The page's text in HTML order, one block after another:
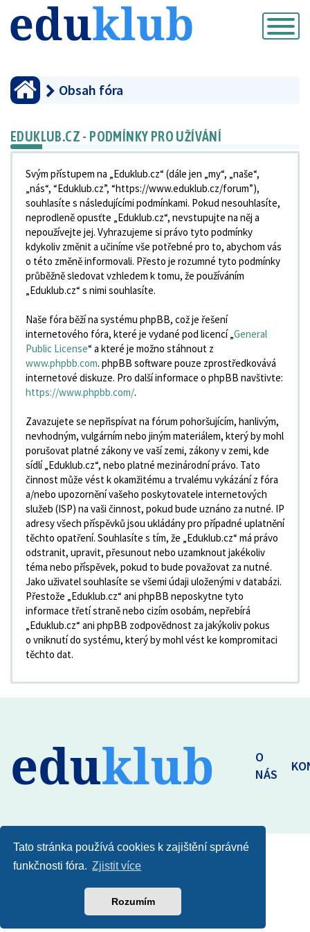
Tato stránka používá cookies k zajištění správné
funkčnosti fóra. Zjistit více
Rozumím
Přepnout
navigaci
Obsah fóra
EDUKLUB.CZ - PODMÍNKY PRO UŽÍVÁNÍ
Svým přístupem na „Eduklub.cz“ (dále jen „my“, „naše“,
„nás“, “Eduklub.cz”, “https://www.eduklub.cz/forum”),
souhlasíte s následujícími podmínkami. Pokud nesouhlasíte,
neprodleně opusťte „Eduklub.cz“, nevstupujte na něj a
nepoužívejte jej. Vyhrazujeme si právo tyto podmínky
kdykoliv změnit a učiníme vše potřebné pro to, abychom vás
o této změně informovali. Přesto je rozumné tyto podmínky
průběžně sledovat vzhledem k tomu, že používáním
„Eduklub.cz“ s nimi souhlasíte.
Naše fóra běží na systému phpBB, což je řešení
internetového fóra, které je vydané pod licencí „General
Public License“ a které je možno stáhnout z
www.phpbb.com. phpBB software pouze zprostředkovává
internetové diskuze. Pro další informace o phpBB navštivte:
https://www.phpbb.com/.
Zavazujete se nepřispívat na fórum pohoršujícím, hanlivým,
nevhodným, vulgárním nebo jiným materiálem, který by mohl
porušovat platné zákony ve vaší zemi, zákony v zemi, kde
sídlí „Eduklub.cz“, nebo platné mezinárodní právo. Tato
činnost může vést k okamžitému a trvalému vykázání z fóra
a/nebo upozornění vašeho poskytovatele internetových
služeb (ISP) na vaši činnost, pokud bude uznáno za nutné. IP
adresy všech příspěvků jsou ukládány pro případné uplatnění
těchto opatření. Souhlasíte s tím, že „Eduklub.cz“ má právo
odstranit, upravit, přesunout nebo uzamknout jakékoliv
téma nebo příspěvek, pokud to bude považovat za nutné.
Jako uživatel souhlasíte se všemi údaji uloženými v databázi.
Přestože „Eduklub.cz“ ani phpBB neposkytne tyto
informace třetí straně nebo cizím osobám, nepřebírá
„Eduklub.cz“ ani phpBB zodpovědnost za jakýkoliv pokus
o vniknutí do systému, který by mohl vést ke kompromitaci
těchto dat.
eduklub
O
NÁS